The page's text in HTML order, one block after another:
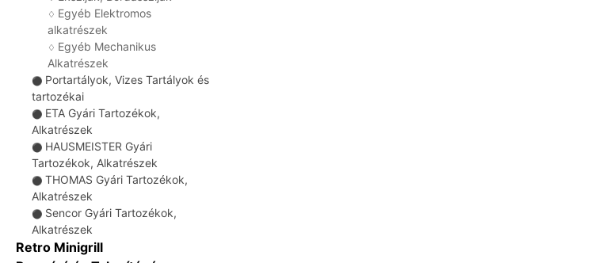
♢ Egyéb Elektromos
alkatrészek
♢ Egyéb Mechanikus
Alkatrészek
⚫ Portartályok, Vizes Tartályok és
tartozékai
⚫ ETA Gyári Tartozékok,
Alkatrészek
⚫ HAUSMEISTER Gyári
Tartozékok, Alkatrészek
⚫ THOMAS Gyári Tartozékok,
Alkatrészek
⚫ Sencor Gyári Tartozékok,
Alkatrészek
Retro Minigrill